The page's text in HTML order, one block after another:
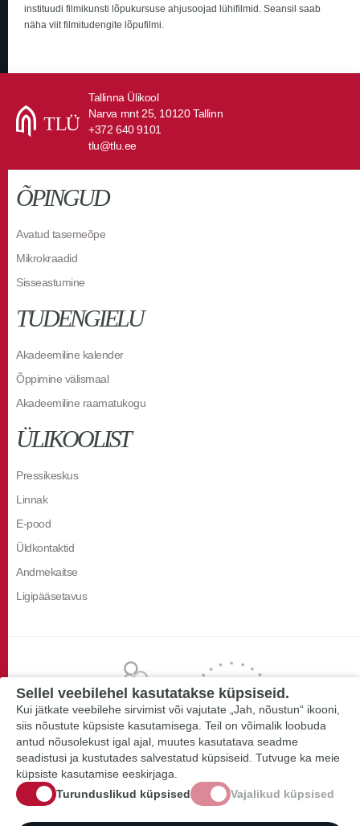
instituudi filmikunsti lõpukursuse ahjusoojad lühifilmid. Seansil saab
näha viit filmitudengite lõpufilmi.
Tallinna Ülikool
Narva mnt 25, 10120 Tallinn
+372 640 9101
tlu@tlu.ee
ÕPINGUD
Avatud tasemeõpe
Mikrokraadid
Sisseastumine
TUDENGIELU
Akadeemiline kalender
Õppimine välismaal
Akadeemiline raamatukogu
ÜLIKOOLIST
Pressikeskus
Linnak
E-pood
Üldkontaktid
Andmekaitse
Ligipääsetavus
Sellel veebilehel kasutatakse küpsiseid.
Kui jätkate veebilehe sirvimist või vajutate „Jah, nõustun“ ikooni,
siis nõustute küpsiste kasutamisega. Teil on võimalik loobuda
antud nõusolekust igal ajal, muutes kasutatava seadme
seadistusi ja kustutades salvestatud küpsiseid. Tutvuge ka meie
küpsiste kasutamise eeskirjaga.
Turunduslikud küpsised
Vajalikud küpsised